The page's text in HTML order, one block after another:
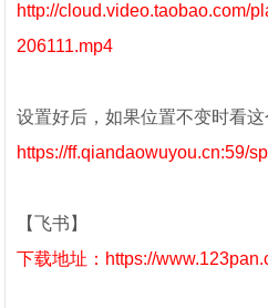
http://cloud.video.taobao.com/
206111.mp4
设置好后，如果位置不变时看这
https://ff.qiandaowuyou.cn:59/
【飞书】
下载地址：https://